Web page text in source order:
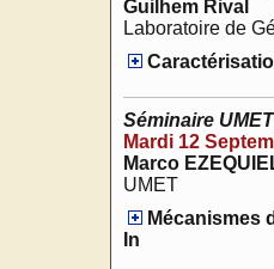
Guilhem Rival
Laboratoire de
Séminaire UMET
Mardi 12
Marco
UMET
Mécanismes
In